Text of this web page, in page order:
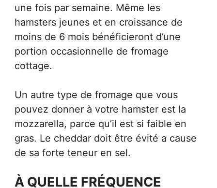
une fois par semaine. Même les
hamsters jeunes et en croissance de
moins de 6 mois bénéficieront d’une
portion occasionnelle de fromage
cottage.
Un autre type de fromage que vous
pouvez donner à votre hamster est la
mozzarella, parce qu’il est si faible en
gras. Le cheddar doit être évité a cause
de sa forte teneur en sel.
À QUELLE FRÉQUENCE